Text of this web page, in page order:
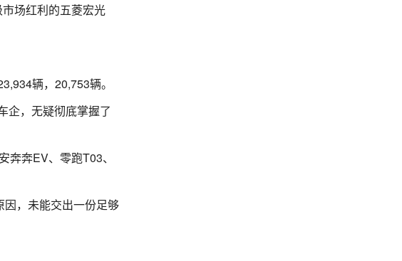
场红利的五菱宏光
辆，20,753辆。
企，无疑彻底掌握了
奔EV、零跑T03、
，未能交出一份足够